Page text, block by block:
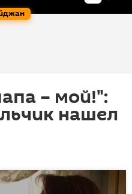
– мой!":
нашел